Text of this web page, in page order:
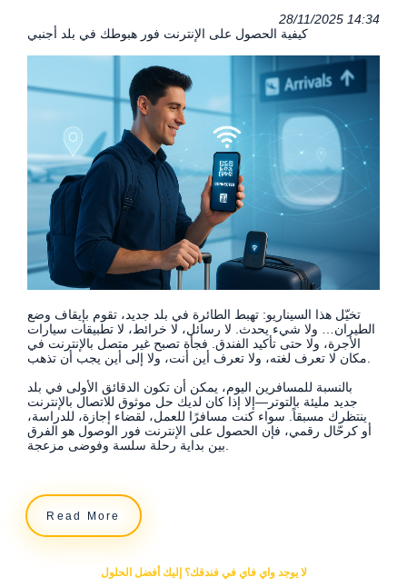
28/11/2025 14:34
كيفية الحصول على الإنترنت فور هبوطك في بلد أجنبي
تخيّل هذا السيناريو: تهبط الطائرة في بلد جديد، تقوم بإيقاف وضع
الطيران… ولا شيء يحدث. لا رسائل، لا خرائط، لا تطبيقات سيارات
الأجرة، ولا حتى تأكيد الفندق. فجأة تصبح غير متصل بالإنترنت في
مكان لا تعرف لغته، ولا تعرف أين أنت، ولا إلى أين يجب أن تذهب.
بالنسبة للمسافرين اليوم، يمكن أن تكون الدقائق الأولى في بلد
جديد مليئة بالتوتر—إلا إذا كان لديك حل موثوق للاتصال بالإنترنت
ينتظرك مسبقاً. سواء كنت مسافرًا للعمل، لقضاء إجازة، للدراسة،
أو كرحّال رقمي، فإن الحصول على الإنترنت فور الوصول هو الفرق
بين بداية رحلة سلسة وفوضى مزعجة.
Read More
لا يوجد واي فاي في فندقك؟ إليك أفضل الحلول